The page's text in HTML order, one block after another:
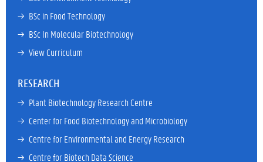
→ BSc in Food Technology
→ BSc In Molecular Biotechnology
→ View Curriculum
RESEARCH
→ Plant Biotechnology Research Centre
→ Center for Food Biotechnology and Microbiology
→ Centre for Environmental and Energy Research
→ Centre for Biotech Data Science